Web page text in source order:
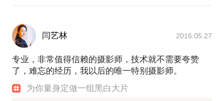
闫艺林 2016.05.27
专业，非常值得信赖的摄影师，技术就不需要夸赞
了，难忘的经历，我以后的唯一特别摄影师。
为你量身定做一组黑白大片